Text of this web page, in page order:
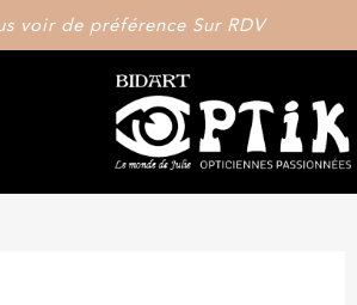
voir de préférence Sur RDV